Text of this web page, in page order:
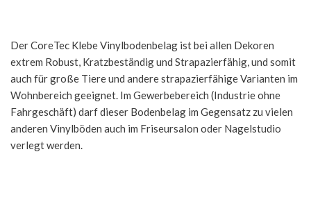
Der CoreTec Klebe Vinylbodenbelag ist bei allen Dekoren
extrem Robust, Kratzbeständig und Strapazierfähig, und somit
auch für große Tiere und andere strapazierfähige Varianten im
Wohnbereich geeignet. Im Gewerbebereich (Industrie ohne
Fahrgeschäft) darf dieser Bodenbelag im Gegensatz zu vielen
anderen Vinylböden auch im Friseursalon oder Nagelstudio
verlegt werden.